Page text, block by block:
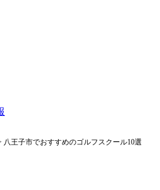
八王子市でおすすめのゴルフスクール10選